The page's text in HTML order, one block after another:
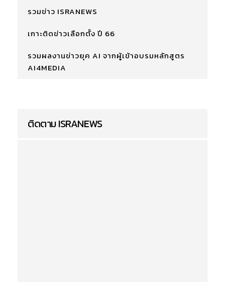
รวมข่าว ISRANEWS
เกาะติดข่าวเลือกตั้ง ปี 66
รวมผลงานข่าวยุค AI จากผู้เข้าอบรมหลักสูตร
AI4MEDIA
ติดตาม ISRANEWS